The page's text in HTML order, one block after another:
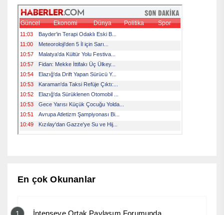
En çok Okunanlar
İntenseye Ortak Paylaşım Forumunda